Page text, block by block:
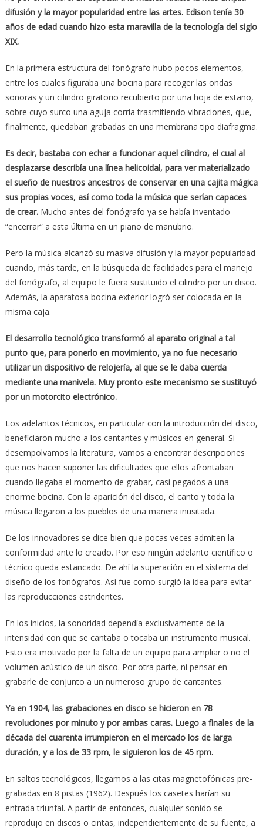
difusión y la mayor popularidad entre las artes. Edison tenía 30
años de edad cuando hizo esta maravilla de la tecnología del siglo
XIX.
En la primera estructura del fonógrafo hubo pocos elementos,
entre los cuales figuraba una bocina para recoger las ondas
sonoras y un cilindro giratorio recubierto por una hoja de estaño,
sobre cuyo surco una aguja corría trasmitiendo vibraciones, que,
finalmente, quedaban grabadas en una membrana tipo diafragma.
Es decir, bastaba con echar a funcionar aquel cilindro, el cual al
desplazarse describía una línea helicoidal, para ver materializado
el sueño de nuestros ancestros de conservar en una cajita mágica
sus propias voces, así como toda la música que serían capaces
de crear.Mucho antes del fonógrafo ya se había inventado
“encerrar” a esta última en un piano de manubrio.
Pero la música alcanzó su masiva difusión y la mayor popularidad
cuando, más tarde, en la búsqueda de facilidades para el manejo
del fonógrafo, al equipo le fuera sustituido el cilindro por un disco.
Además, la aparatosa bocina exterior logró ser colocada en la
misma caja.
El desarrollo tecnológico transformó al aparato original a tal
punto que, para ponerlo en movimiento, ya no fue necesario
utilizar un dispositivo de relojería, al que se le daba cuerda
mediante una manivela. Muy pronto este mecanismo se sustituyó
por un motorcito electrónico.
Los adelantos técnicos, en particular con la introducción del disco,
beneficiaron mucho a los cantantes y músicos en general. Si
desempolvamos la literatura, vamos a encontrar descripciones
que nos hacen suponer las dificultades que ellos afrontaban
cuando llegaba el momento de grabar, casi pegados a una
enorme bocina. Con la aparición del disco, el canto y toda la
música llegaron a los pueblos de una manera inusitada.
De los innovadores se dice bien que pocas veces admiten la
conformidad ante lo creado. Por eso ningún adelanto científico o
técnico queda estancado. De ahí la superación en el sistema del
diseño de los fonógrafos. Así fue como surgió la idea para evitar
las reproducciones estridentes.
En los inicios, la sonoridad dependía exclusivamente de la
intensidad con que se cantaba o tocaba un instrumento musical.
Esto era motivado por la falta de un equipo para ampliar o no el
volumen acústico de un disco. Por otra parte, ni pensar en
grabarle de conjunto a un numeroso grupo de cantantes.
Ya en 1904, las grabaciones en disco se hicieron en 78
revoluciones por minuto y por ambas caras. Luego a finales de la
década del cuarenta irrumpieron en el mercado los de larga
duración, y a los de 33 rpm, le siguieron los de 45 rpm.
En saltos tecnológicos, llegamos a las citas magnetofónicas pre-
grabadas en 8 pistas (1962). Después los casetes harían su
entrada triunfal. A partir de entonces, cualquier sonido se
reprodujo en discos o cintas, independientemente de su fuente, a